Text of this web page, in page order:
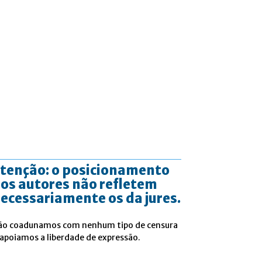
o posicionamento
autores não refletem
os da jures.
coadunamos com nenhum tipo de censura
a liberdade de expressão.